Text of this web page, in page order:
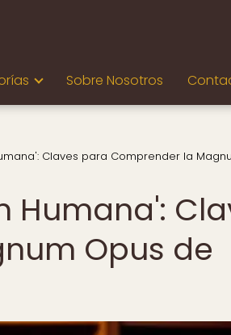
Sobre Nosotros
Claves para Comprender la
Humana':
Opus de